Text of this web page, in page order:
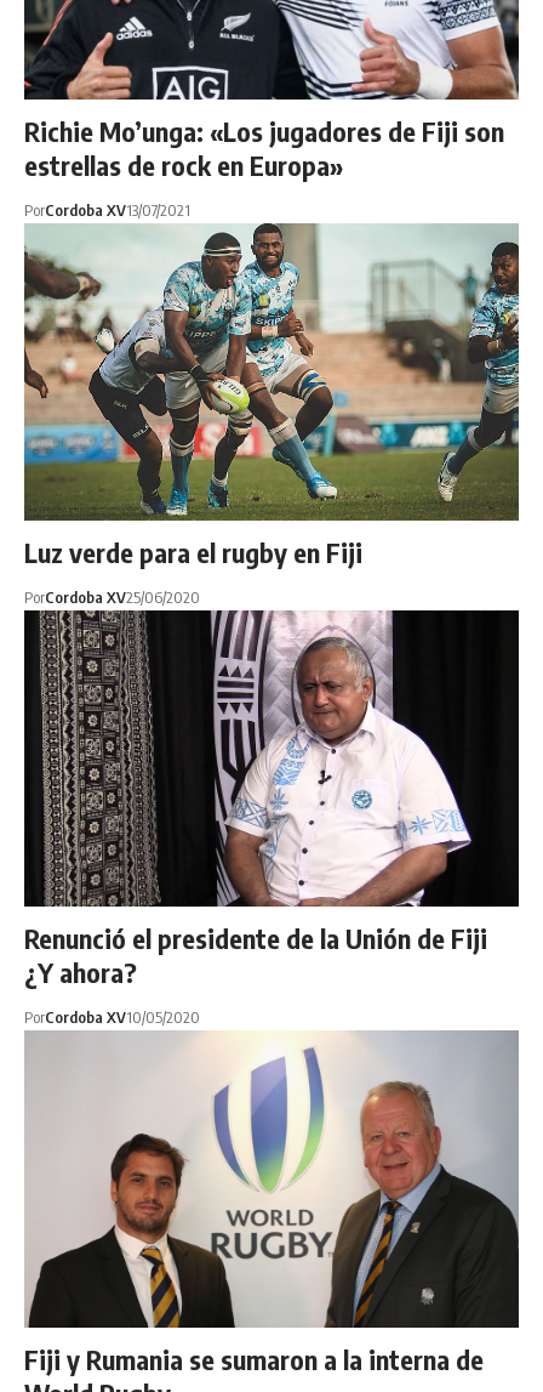
Richie Mo’unga: «Los jugadores de Fiji son
estrellas de rock en Europa»
PorCordoba XV13/07/2021
Luz verde para el rugby en Fiji
PorCordoba XV25/06/2020
Renunció el presidente de la Unión de Fiji
¿Y ahora?
PorCordoba XV10/05/2020
Fiji y Rumania se sumaron a la interna de